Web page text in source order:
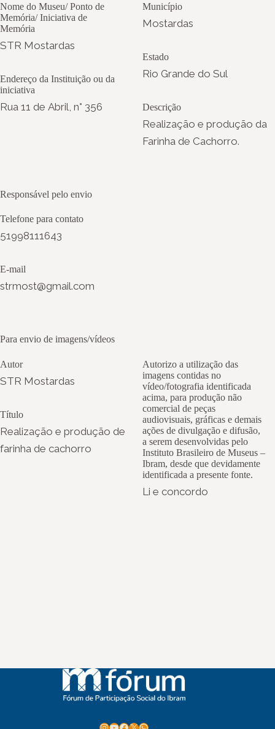
Nome do Museu/ Ponto de
Memória/ Iniciativa de
Memória
STR Mostardas
Endereço da Instituição ou da
iniciativa
Rua 11 de Abril, n° 356
Município
Mostardas
Estado
Rio Grande do Sul
Descrição
Realização e produção da
Farinha de Cachorro.
Responsável pelo envio
Telefone para contato
51998111643
E-mail
strmost@gmail.com
Para envio de imagens/vídeos
Autor
STR Mostardas
Título
Realização e produção de
farinha de cachorro
Autorizo a utilização das
imagens contidas no
vídeo/fotografia identificada
acima, para produção não
comercial de peças
audiovisuais, gráficas e demais
ações de divulgação e difusão,
a serem desenvolvidas pelo
Instituto Brasileiro de Museus –
Ibram, desde que devidamente
identificada a presente fonte.
Li e concordo
Instagram
Youtube
Facebook
X WhatsApp